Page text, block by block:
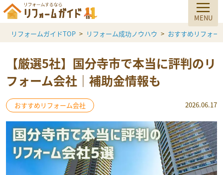
リフォームガイドTOP リフォーム成功ノウハウ おすすめリフォー
【厳選5社】国分寺市で本当に評判のリ
フォーム会社｜補助金情報も
おすすめリフォーム会社 2026.06.17